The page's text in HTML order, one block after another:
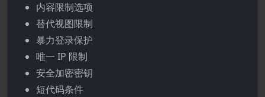
内容限制选项
替代视图限制
暴力登录保护
唯一 IP 限制
安全加密密钥
短代码条件